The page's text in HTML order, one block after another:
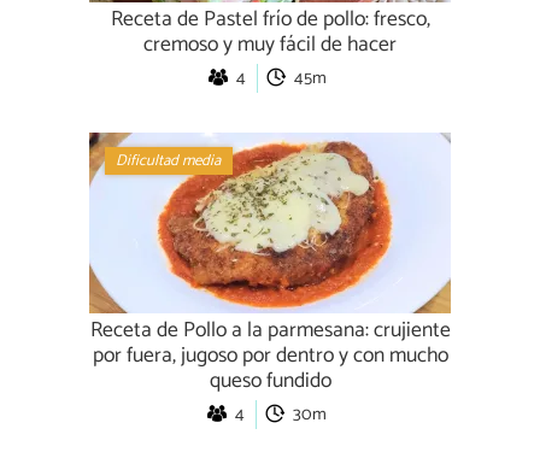
Receta de Pastel frío de pollo: fresco,
cremoso y muy fácil de hacer
4 45m
Dificultad media
Receta de Pollo a la parmesana: crujiente
por fuera, jugoso por dentro y con mucho
queso fundido
4 30m